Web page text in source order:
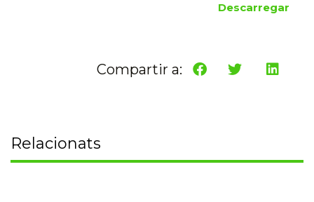
Descarregar
Compartir a:
Relacionats